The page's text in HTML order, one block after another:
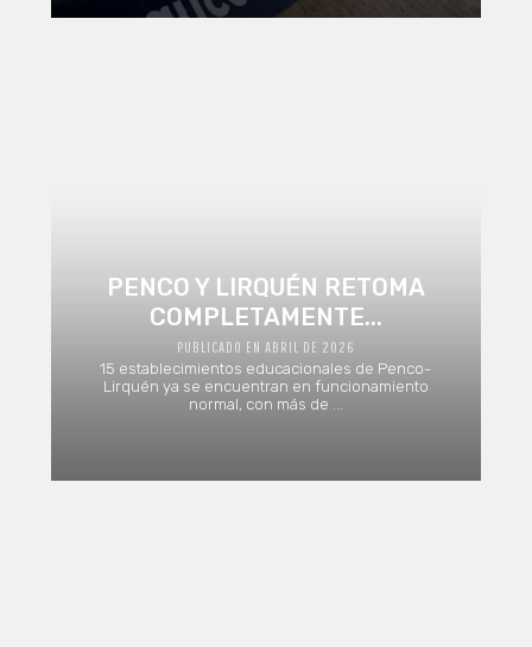
PENCO Y LIRQUÉN RETOMA
COMPLETAMENTE...
PUBLICADO EN ABRIL DE 2026
15 establecimientos educacionales de Penco-
Lirquén ya se encuentran en funcionamiento
normal, con más de ...